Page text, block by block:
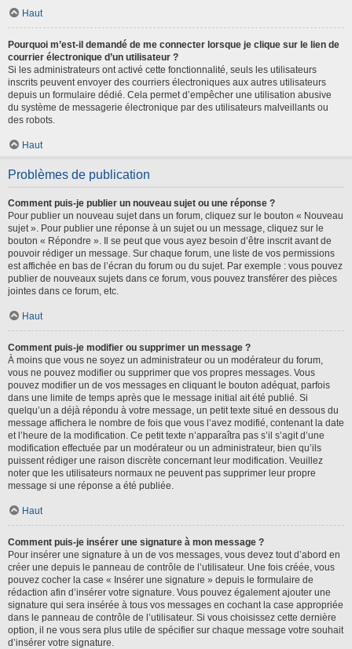
Haut
Pourquoi m’est-il demandé de me connecter lorsque je clique sur le lien de
courrier électronique d’un utilisateur ?
Si les administrateurs ont activé cette fonctionnalité, seuls les utilisateurs
inscrits peuvent envoyer des courriers électroniques aux autres utilisateurs
depuis un formulaire dédié. Cela permet d’empêcher une utilisation abusive
du système de messagerie électronique par des utilisateurs malveillants ou
des robots.
Haut
Problèmes de publication
Comment puis-je publier un nouveau sujet ou une réponse ?
Pour publier un nouveau sujet dans un forum, cliquez sur le bouton « Nouveau
sujet ». Pour publier une réponse à un sujet ou un message, cliquez sur le
bouton « Répondre ». Il se peut que vous ayez besoin d’être inscrit avant de
pouvoir rédiger un message. Sur chaque forum, une liste de vos permissions
est affichée en bas de l’écran du forum ou du sujet. Par exemple : vous pouvez
publier de nouveaux sujets dans ce forum, vous pouvez transférer des pièces
jointes dans ce forum, etc.
Haut
Comment puis-je modifier ou supprimer un message ?
À moins que vous ne soyez un administrateur ou un modérateur du forum,
vous ne pouvez modifier ou supprimer que vos propres messages. Vous
pouvez modifier un de vos messages en cliquant le bouton adéquat, parfois
dans une limite de temps après que le message initial ait été publié. Si
quelqu’un a déjà répondu à votre message, un petit texte situé en dessous du
message affichera le nombre de fois que vous l’avez modifié, contenant la date
et l’heure de la modification. Ce petit texte n’apparaîtra pas s’il s’agit d’une
modification effectuée par un modérateur ou un administrateur, bien qu’ils
puissent rédiger une raison discrète concernant leur modification. Veuillez
noter que les utilisateurs normaux ne peuvent pas supprimer leur propre
message si une réponse a été publiée.
Haut
Comment puis-je insérer une signature à mon message ?
Pour insérer une signature à un de vos messages, vous devez tout d’abord en
créer une depuis le panneau de contrôle de l’utilisateur. Une fois créée, vous
pouvez cocher la case « Insérer une signature » depuis le formulaire de
rédaction afin d’insérer votre signature. Vous pouvez également ajouter une
signature qui sera insérée à tous vos messages en cochant la case appropriée
dans le panneau de contrôle de l’utilisateur. Si vous choisissez cette dernière
option, il ne vous sera plus utile de spécifier sur chaque message votre souhait
d’insérer votre signature.